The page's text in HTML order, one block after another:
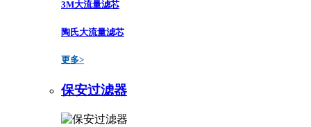
3M大流量滤芯
陶氏大流量滤芯
更多>
保安过滤器